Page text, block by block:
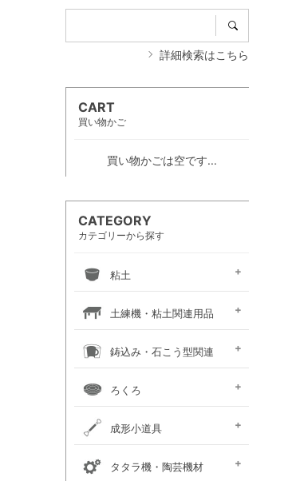
詳細検索はこちら
CART
買い物かご
買い物かごは空です...
CATEGORY
カテゴリーから探す
粘土
信楽系粘土
伝統系粘土
創作系粘土
カラー粘土
陶紙
道具土
練り込み絵の具
土練機・粘土関連用品
常圧式土練機
真空式土練機
粘土板・粘土吸水板
粘土粉砕機
粘土練り台・作陶台
粘土貯蔵容器
粘土乾燥箱・棚
鋳込み・石こう型関連
鋳込み用原料
鋳込み用石膏型
鋳込み・石膏型用品
手押し用石膏型
ろくろ
手ろくろ
小型 電動ろくろ
大型 電動ろくろ
電動ろくろオプション
カメ板・芯出し用具
ろくろ作業台・椅子
成形小道具
成形用具セット
かきベラ
カンナ
こて
ヘラ
粘土板・粘土吸水板
延べ棒
切り弓・鹿皮・土かきベラ
トースカン
ポンス・型抜き
印花・装飾用道具
タタラ機・陶芸機材